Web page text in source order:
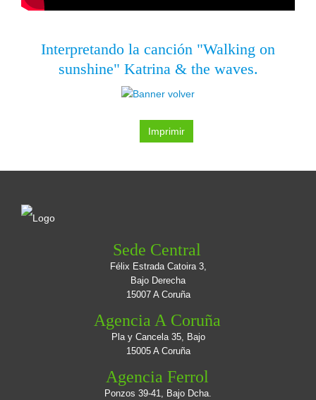
Interpretando la canción "Walking on
sunshine" Katrina & the waves.
Imprimir
Sede Central
Félix Estrada Catoira 3,
Bajo Derecha
15007 A Coruña
Agencia A Coruña
Pla y Cancela 35, Bajo
15005 A Coruña
Agencia Ferrol
Ponzos 39-41, Bajo Dcha.